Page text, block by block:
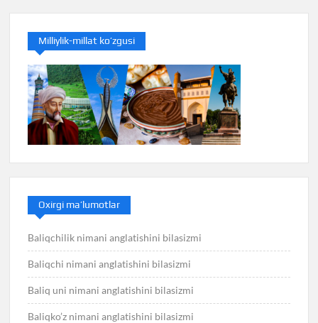
Milliylik-millat ko’zgusi
Oxirgi ma’lumotlar
Baliqchilik nimani anglatishini bilasizmi
Baliqchi nimani anglatishini bilasizmi
Baliq uni nimani anglatishini bilasizmi
Baliqko’z nimani anglatishini bilasizmi